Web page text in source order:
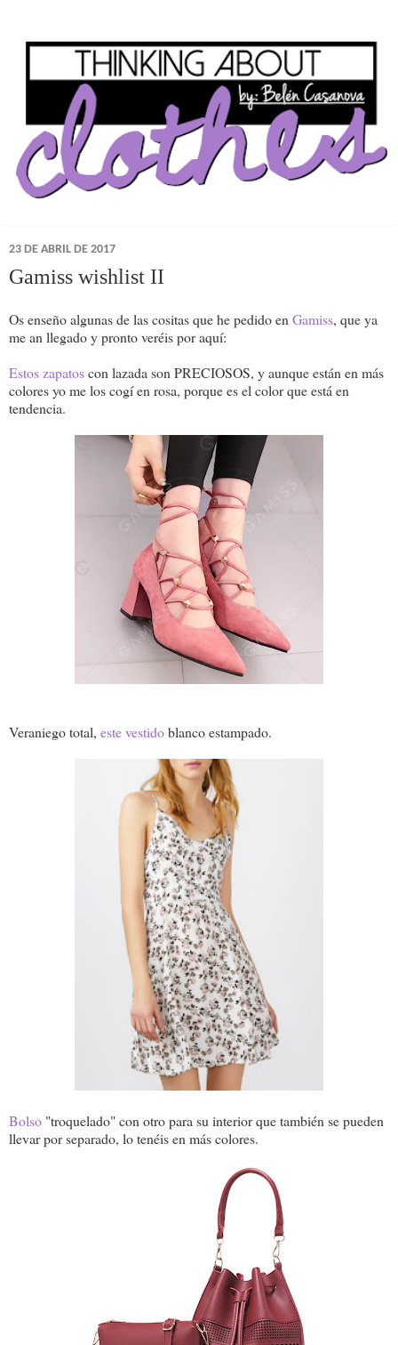
23 DE ABRIL DE 2017
Gamiss wishlist II
Os enseño algunas de las cositas que he pedido en Gamiss, que ya
me an llegado y pronto veréis por aquí:
Estos zapatoscon lazada son PRECIOSOS, y aunque están en más
colores yo me los cogí en rosa, porque es el color que está en
tendencia.
Veraniego total, este vestidoblanco estampado.
Bolso "troquelado" con otro para su interior que también se pueden
llevar por separado, lo tenéis en más colores.